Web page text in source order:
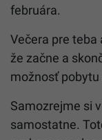
februára.
Večera pre teba
že začne a
možnosť
Samozrejme si
samostatne.